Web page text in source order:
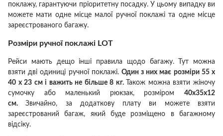
поклажу, гарантуючи пріоритетну посадку. У цьому випадку ви
можете мати одне місце малої ручної поклажі та одне місце
зареєстрованого багажу.
Розміри ручної поклажі LOT
Рейси мають дещо інші правила щодо багажу.
Тут можна
взяти дві одиниці ручної поклажі. Один з них має розміри 55 х
40 х 23 см і важить не більше 8 кг.
Також можна взяти жіночу
сумочку або маленький рюкзак, розміром 40х35х12
см.Звичайно, за додаткову плату ви можете взяти
зареєстрований багаж, який буде розміщено в багажному
відсіку.